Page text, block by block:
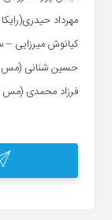
مهرداد حیدری(رایکا
کیانوش میرزایی
حسین شنانی (مس
فرزاد محمدی (مس